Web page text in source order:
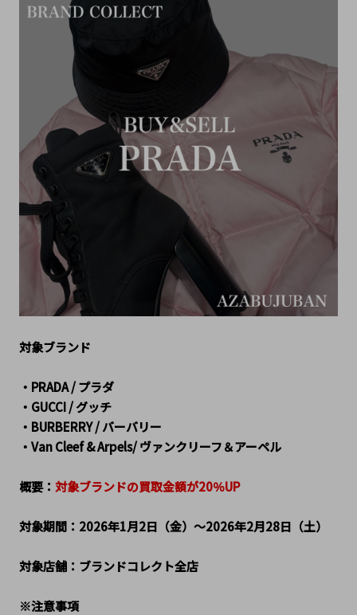
対象ブランド
・PRADA / プラダ
・GUCCI / グッチ
・BURBERRY / バーバリー
・Van Cleef & Arpels/ ヴァンクリーフ＆アーペル
概要： 対象ブランドの買取金額が20％UP
対象期間：2026年1月2日（金）～2026年2月28日（土）
対象店舗：ブランドコレクト全店
※注意事項